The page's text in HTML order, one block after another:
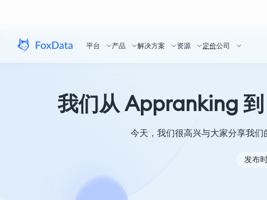
平台 产品 解决方案 资源 定价公司
我们从 Appranking
今天，我们很高兴与大家分享我
发布